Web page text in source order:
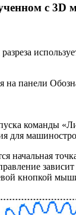
с 3D
команды
для
начальная
кнопкой